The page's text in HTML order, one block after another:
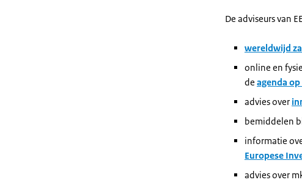
De adviseurs van
wereldwijd
online en
de agenda
advies over
bemiddelen
informatie
Europese
advies over